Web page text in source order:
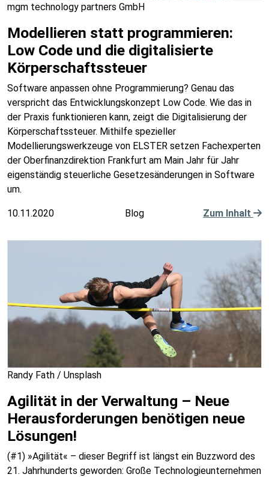
mgm technology partners GmbH
Modellieren statt programmieren:
Low Code und die digitalisierte
Körperschaftssteuer
Software anpassen ohne Programmierung? Genau das
verspricht das Entwicklungskonzept Low Code. Wie das in
der Praxis funktionieren kann, zeigt die Digitalisierung der
Körperschaftssteuer. Mithilfe spezieller
Modellierungswerkzeuge von ELSTER setzen Fachexperten
der Oberfinanzdirektion Frankfurt am Main Jahr für Jahr
eigenständig steuerliche Gesetzesänderungen in Software
um.
10.11.2020 Blog Zum Inhalt
Randy Fath / Unsplash
Agilität in der Verwaltung – Neue
Herausforderungen benötigen neue
Lösungen!
(#1) »Agilität« – dieser Begriff ist längst ein Buzzword des
21. Jahrhunderts geworden: Große Technologieunternehmen